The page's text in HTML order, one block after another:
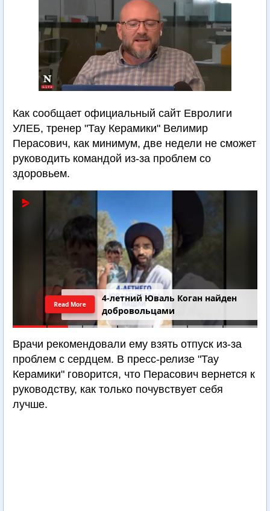
Как сообщает официальный сайт Евролиги
УЛЕБ, тренер "Тау Керамики" Велимир
Перасович, как минимум, две недели не сможет
руководить командой из-за проблем со
здоровьем.
4-летний Юваль Коган найден
добровольцами
Read More
Врачи рекомендовали ему взять отпуск из-за
проблем с сердцем. В пресс-релизе "Тау
Керамики" говорится, что Перасович вернется к
руководству, как только почувствует себя
лучше.